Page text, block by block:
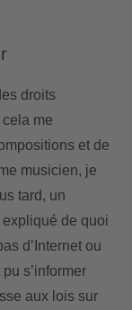
droits
cela me
et de
musicien, je
tard, un
expliqué de quoi
d’Internet ou
s’informer
aux lois sur